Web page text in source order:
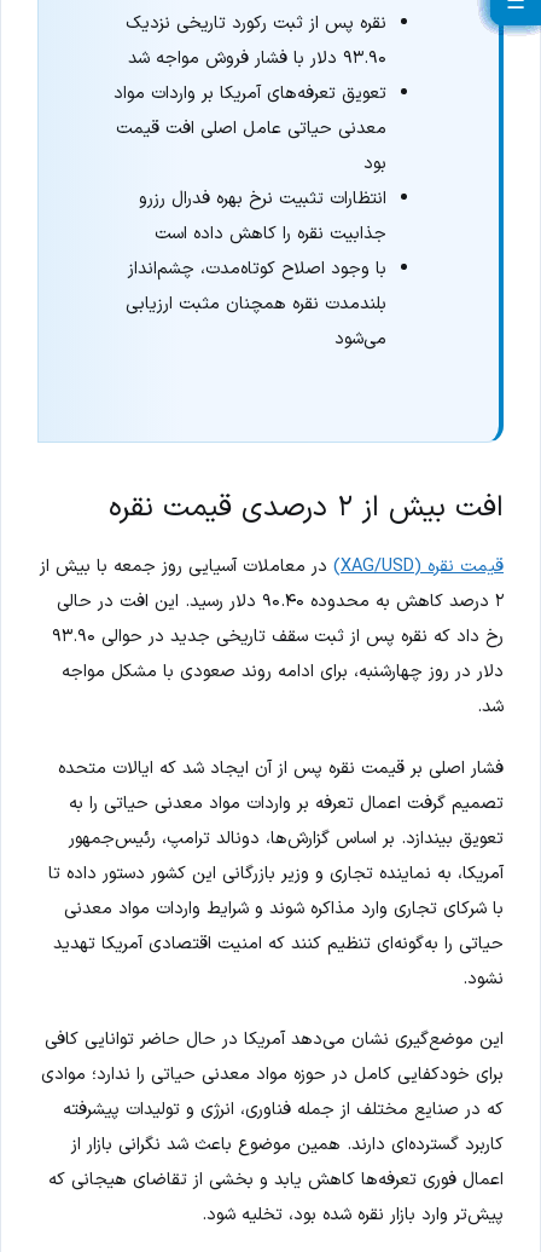
نقره پس از ثبت رکورد تاریخی نزدیک
۹۳.۹۰ دلار با فشار فروش مواجه شد
تعویق تعرفه‌های آمریکا بر واردات مواد
معدنی حیاتی عامل اصلی افت قیمت
بود
انتظارات تثبیت نرخ بهره فدرال رزرو
جذابیت نقره را کاهش داده است
با وجود اصلاح کوتاه‌مدت، چشم‌انداز
بلندمدت نقره همچنان مثبت ارزیابی
می‌شود
افت بیش از ۲ درصدی قیمت نقره
قیمت نقره (XAG/USD)
در معاملات آسیایی روز جمعه با بیش از
۲ درصد کاهش به محدوده ۹۰.۴۰ دلار رسید. این افت در حالی
رخ داد که نقره پس از ثبت سقف تاریخی جدید در حوالی ۹۳.۹۰
دلار در روز چهارشنبه، برای ادامه روند صعودی با مشکل مواجه
شد.
فشار اصلی بر قیمت نقره پس از آن ایجاد شد که ایالات متحده
تصمیم گرفت اعمال تعرفه بر واردات مواد معدنی حیاتی را به
تعویق بیندازد. بر اساس گزارش‌ها، دونالد ترامپ، رئیس‌جمهور
آمریکا، به نماینده تجاری و وزیر بازرگانی این کشور دستور داده تا
با شرکای تجاری وارد مذاکره شوند و شرایط واردات مواد معدنی
حیاتی را به‌گونه‌ای تنظیم کنند که امنیت اقتصادی آمریکا تهدید
نشود.
این موضع‌گیری نشان می‌دهد آمریکا در حال حاضر توانایی کافی
برای خودکفایی کامل در حوزه مواد معدنی حیاتی را ندارد؛ موادی
که در صنایع مختلف از جمله فناوری، انرژی و تولیدات پیشرفته
کاربرد گسترده‌ای دارند. همین موضوع باعث شد نگرانی بازار از
اعمال فوری تعرفه‌ها کاهش یابد و بخشی از تقاضای هیجانی که
پیش‌تر وارد بازار نقره شده بود، تخلیه شود.